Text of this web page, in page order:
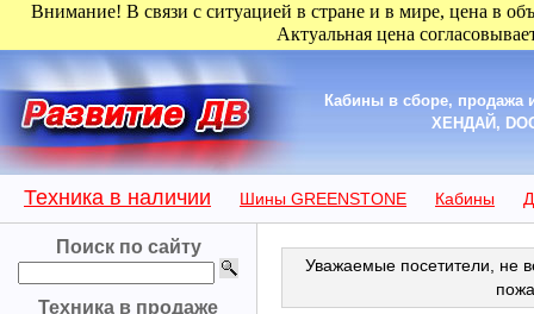
Внимание! В связи с ситуацией в стране и в мире, цена в
Актуальная цена
Кабины в сборе, продажа
ХЕНДАЙ,
Техника в наличии Шины GREENSTONE Кабины
Поиск по сайту
Техника в продаже
Уважаемые посетители, не